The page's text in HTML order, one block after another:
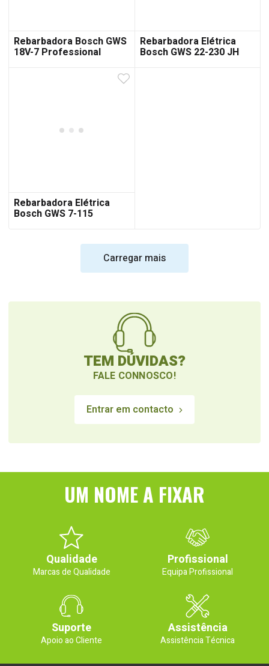
Rebarbadora Bosch GWS
18V-7 Professional
Rebarbadora Elétrica
Bosch GWS 22-230 JH
Rebarbadora Elétrica
Bosch GWS 7-115
Carregar mais
TEM DÚVIDAS?
FALE CONNOSCO!
Entrar em contacto
UM NOME A FIXAR
Qualidade
Marcas de Qualidade
Profissional
Equipa Profissional
Suporte
Apoio ao Cliente
Assistência
Assistência Técnica